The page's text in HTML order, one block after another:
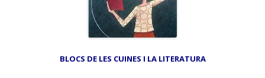
BLOCS DE LES CUINES I LA LITERATURA